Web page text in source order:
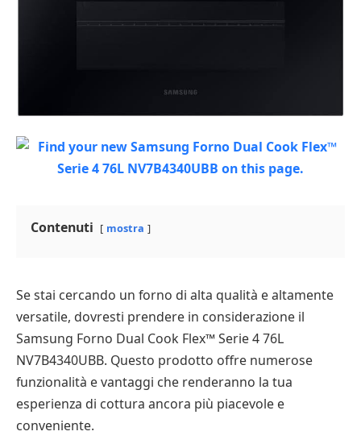
Contenuti mostra
Se stai cercando un forno di alta qualità e altamente
versatile, dovresti prendere in considerazione il
Samsung Forno Dual Cook Flex™ Serie 4 76L
NV7B4340UBB. Questo prodotto offre numerose
funzionalità e vantaggi che renderanno la tua
esperienza di cottura ancora più piacevole e
conveniente.